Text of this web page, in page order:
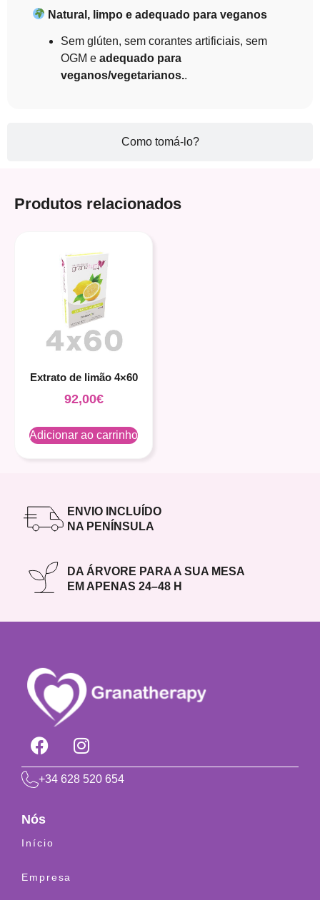
Como tomá-lo?
Natural, limpo e adequado para veganos
Sem glúten, sem corantes artificiais, sem
OGM e adequado para
veganos/vegetarianos..
Produtos relacionados
Extrato de limão 4×60
92,00€
Adicionar ao carrinho
ENVIO INCLUÍDO
NA PENÍNSULA
DA ÁRVORE PARA A SUA MESA
EM APENAS 24–48 H
+34 628 520 654
Nós
Início
Empresa